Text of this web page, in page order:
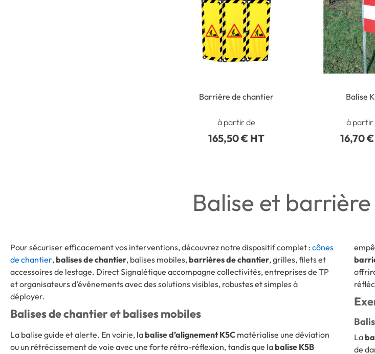
Barrière de chantier
à partir de
165,50 € HT
Balise
à partir
16,70
Balise et
Pour sécuriser efficacement vos interventions, découvrez notre dispositif complet : cônes
de chantier,balises de chantier, balises mobiles,barrières de chantier, grilles, filets et
accessoires de lestage. Direct Signalétique accompagne collectivités, entreprises de TP
et organisateurs d’événements avec des solutions visibles, robustes et simples à
déployer.
Balises de chantier et balises mobiles
La balise guide et alerte. En voirie, labalise d’alignement K5C matérialise une déviation
ou un rétrécissement de voie avec une forte rétro-réflexion, tandis que labalise K5B
La
de